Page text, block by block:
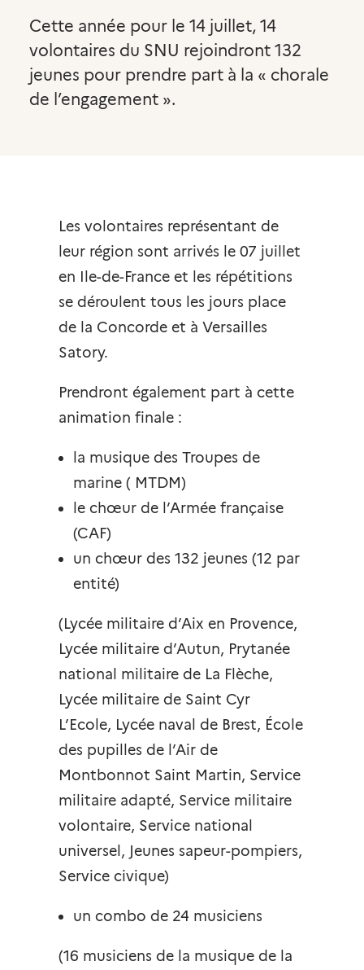
Cette année pour le 14 juillet, 14
volontaires du SNU rejoindront 132
jeunes pour prendre part à la « chorale
de l’engagement ».
Les volontaires représentant de
leur région sont arrivés le 07 juillet
en Ile-de-France et les répétitions
se déroulent tous les jours place
de la Concorde et à Versailles
Satory.
Prendront également part à cette
animation finale :
la musique des Troupes de
marine ( MTDM)
le chœur de l’Armée française
(CAF)
un chœur des 132 jeunes (12 par
entité)
(Lycée militaire d’Aix en Provence,
Lycée militaire d’Autun, Prytanée
national militaire de La Flèche,
Lycée militaire de Saint Cyr
L’Ecole, Lycée naval de Brest, École
des pupilles de l’Air de
Montbonnot Saint Martin, Service
militaire adapté, Service militaire
volontaire, Service national
universel, Jeunes sapeur-pompiers,
Service civique)
un combo de 24 musiciens
(16 musiciens de la musique de la